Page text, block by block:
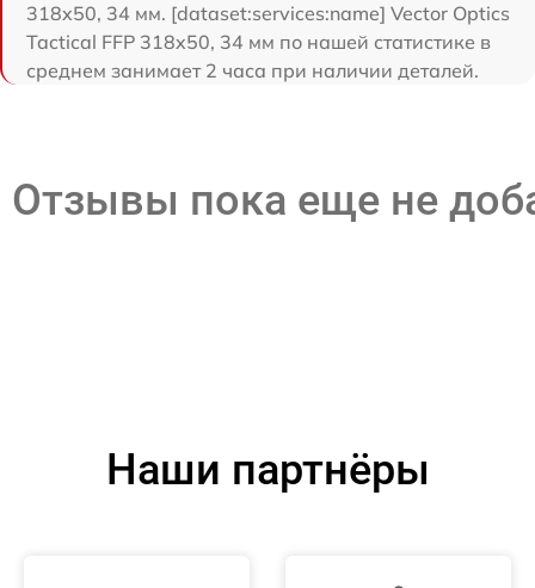
318x50, 34 мм. [dataset:services:name] Vector Optics
Tactical FFP 318x50, 34 мм по нашей статистике в
среднем занимает 2 часа при наличии деталей.
Отзывы пока еще не
Наши партнёры